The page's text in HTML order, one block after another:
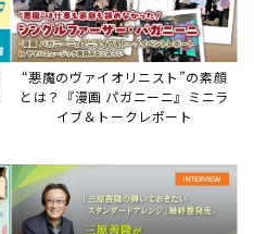
“悪魔のヴァイオリニスト”の素顔
とは？『漫画 パガニーニ』ミニラ
イブ＆トークレポート